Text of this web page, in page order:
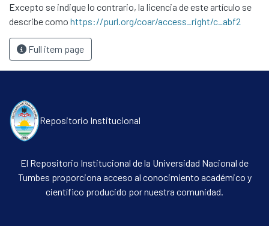
Excepto se indique lo contrario, la licencia de este artículo se
describe como https://purl.org/coar/access_right/c_abf2
Full item page
Repositorio Institucional
El Repositorio Institucional de la Universidad Nacional de
Tumbes proporciona acceso al conocimiento académico y
científico producido por nuestra comunidad.